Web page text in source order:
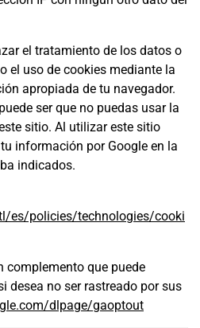
el tratamiento de los datos o
el uso de cookies mediante la
apropiada de tu navegador.
ser que no puedas usar la
sitio. Al utilizar este sitio
información por Google en la
indicados.
es/policies/technologies/cooki
complemento que puede
desea no ser rastreado por sus
dlpage/gaoptout